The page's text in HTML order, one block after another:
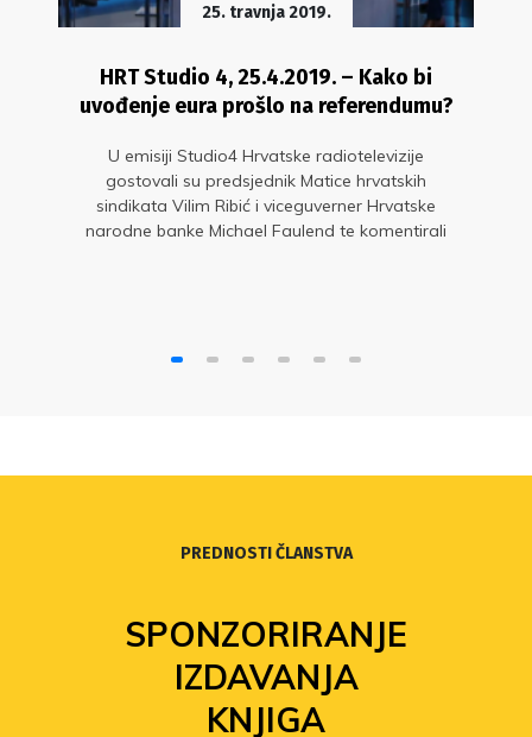
25. travnja 2019.
HRT Studio 4, 25.4.2019. – Kako bi
uvođenje eura prošlo na referendumu?
U emisiji Studio4 Hrvatske radiotelevizije
gostovali su predsjednik Matice hrvatskih
sindikata Vilim Ribić i viceguverner Hrvatske
narodne banke Michael Faulend te komentirali
PREDNOSTI ČLANSTVA
SPONZORIRANJE
IZDAVANJA
KNJIGA